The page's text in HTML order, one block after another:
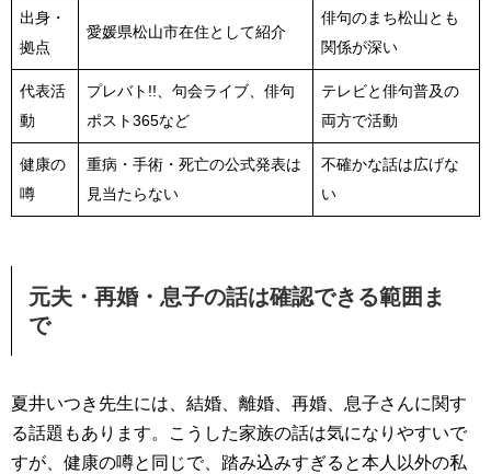
出身・
拠点
愛媛県松山市在住として紹介
俳句のまち松山とも
関係が深い
代表活
動
プレバト!!、句会ライブ、俳句
ポスト365など
テレビと俳句普及の
両方で活動
健康の
噂
重病・手術・死亡の公式発表は
見当たらない
不確かな話は広げな
い
元夫・再婚・息子の話は確認できる範囲ま
で
夏井いつき先生には、結婚、離婚、再婚、息子さんに関す
る話題もあります。こうした家族の話は気になりやすいで
すが、健康の噂と同じで、踏み込みすぎると本人以外の私